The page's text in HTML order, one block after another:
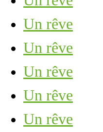
Un rêve
Un rêve
Un rêve
Un rêve
Un rêve